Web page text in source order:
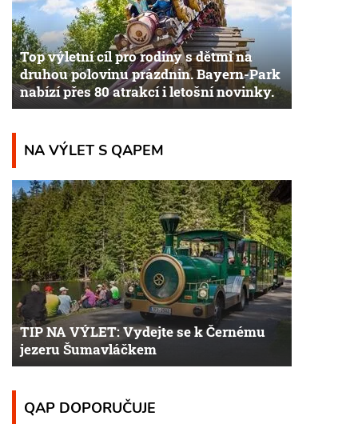
Top výletní cíl pro rodiny s dětmi na
druhou polovinu prázdnin. Bayern-Park
nabízí přes 80 atrakcí i letošní novinky.
NA VÝLET S QAPEM
TIP NA VÝLET: Vydejte se k Černému
jezeru Šumavláčkem
QAP DOPORUČUJE